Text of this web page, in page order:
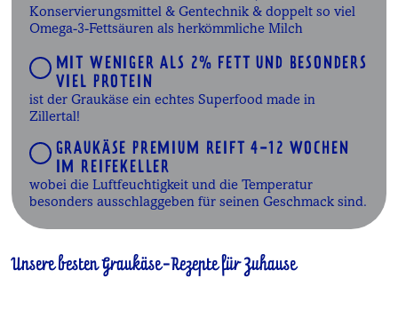
Konservierungsmittel & Gentechnik & doppelt so viel
Omega-3-Fettsäuren als herkömmliche Milch
MIT WENIGER ALS 2% FETT UND BESONDERS
VIEL PROTEIN
ist der Graukäse ein echtes Superfood made in
Zillertal!
GRAUKÄSE PREMIUM REIFT 4-12 WOCHEN
IM REIFEKELLER
wobei die Luftfeuchtigkeit und die Temperatur
besonders ausschlaggeben für seinen Geschmack sind.
Unsere besten Graukäse-Rezepte für Zuhause